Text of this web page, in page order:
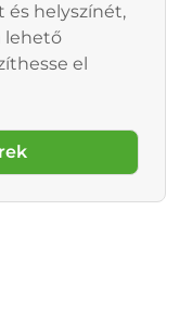
helyszínét,
lehető
el